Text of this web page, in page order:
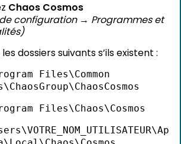
Chaos Cosmos
configuration → Programmes et
dossiers suivants s’ils existent :
Files\Common
Files\Chaos\Cosmos